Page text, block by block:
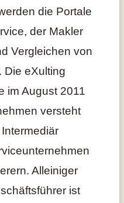
die Portale
der Makler
Vergleichen von
Die eXulting
im August 2011
versteht
Alleiniger
ist